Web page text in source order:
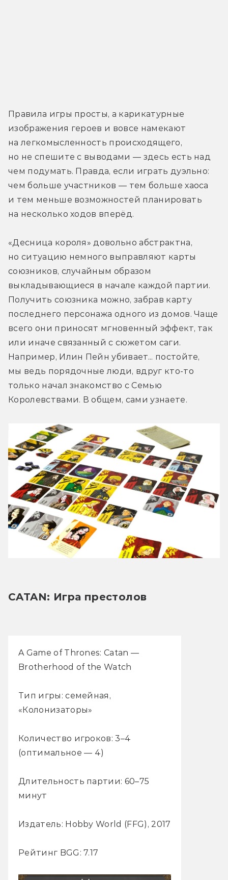
Правила игры просты, а карикатурные
изображения героев и вовсе намекают
на легкомысленность происходящего,
но не спешите с выводами — здесь есть над
чем подумать. Правда, если играть дуэльно:
чем больше участников — тем больше хаоса
и тем меньше возможностей планировать
на несколько ходов вперёд.
«Десница короля» довольно абстрактна,
но ситуацию немного выправляют карты
союзников, случайным образом
выкладывающиеся в начале каждой партии.
Получить союзника можно, забрав карту
последнего персонажа одного из домов. Чаще
всего они приносят мгновенный эффект, так
или иначе связанный с сюжетом саги.
Например, Илин Пейн убивает... постойте,
мы ведь порядочные люди, вдруг кто-то
только начал знакомство с Семью
Королевствами. В общем, сами узнаете.
CATAN: Игра престолов
A Game of Thrones: Catan —
Brotherhood of the Watch
Тип игры: семейная,
«Колонизаторы»
Количество игроков: 3–4
(оптимальное — 4)
Длительность партии: 60–75
минут
Издатель: Hobby World (FFG), 2017
Рейтинг BGG: 7.17